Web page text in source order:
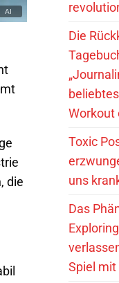
die
Die
Workout
Toxic
uns
Das
Spiel